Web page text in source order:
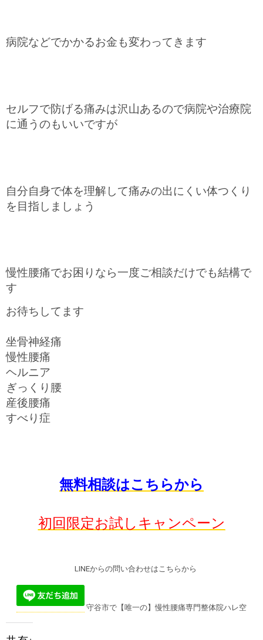
病院などでかかるお金も変わってきます
セルフで防げる痛みは沢山あるので病院や治療院
に通うのもいいですが
自分自身で体を理解して痛みの出にくい体つくり
を目指しましょう
慢性腰痛でお困りなら一度ご相談だけでも結構で
す
お待ちしてます
坐骨神経痛
慢性腰痛
ヘルニア
ぎっくり腰
産後腰痛
すべり症
無料相談はこちらから
初回限定お試しキャンペーン
LINEからの問い合わせはこちらから
守谷市で【唯一の】慢性腰痛専門整体院ハレ空